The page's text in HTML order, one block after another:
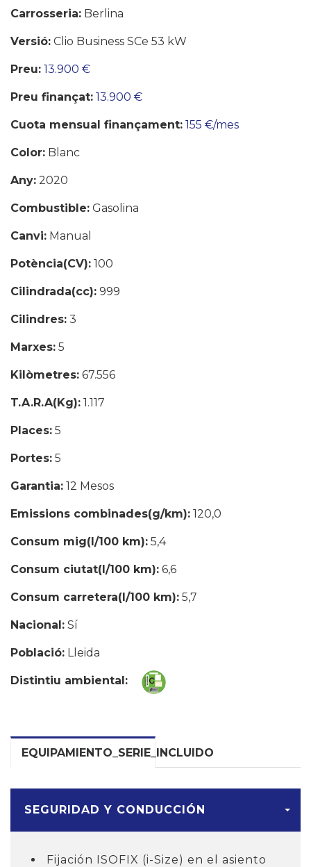
Carrosseria: Berlina
Versió: Clio Business SCe 53 kW
Preu: 13.900 €
Preu finançat: 13.900 €
Cuota mensual finançament: 155 €/mes
Color: Blanc
Any: 2020
Combustible: Gasolina
Canvi: Manual
Potència(CV): 100
Cilindrada(cc): 999
Cilindres: 3
Marxes: 5
Kilòmetres: 67.556
T.A.R.A(Kg): 1.117
Places: 5
Portes: 5
Garantia: 12 Mesos
Emissions combinades(g/km): 120,0
Consum mig(l/100 km): 5,4
Consum ciutat(l/100 km): 6,6
Consum carretera(l/100 km): 5,7
Nacional: Sí
Població: Lleida
Distintiu ambiental:
EQUIPAMIENTO_SERIE_INCLUIDO
SEGURIDAD Y CONDUCCIÓN
Fijación ISOFIX (i-Size) en el asiento